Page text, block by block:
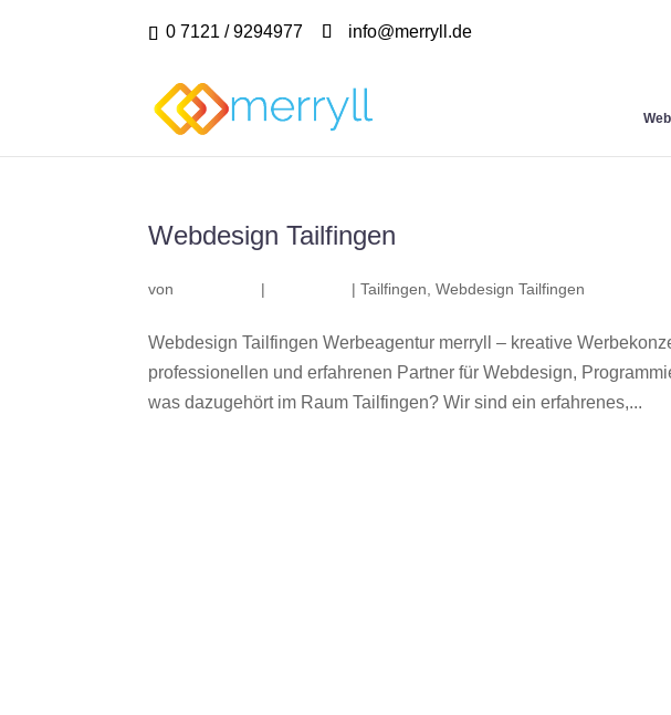
0 7121 / 9294977 info@merryll.de
Webdesign Tailfingen
von | |Tailfingen ,Webdesign Tailfingen
Webdesign Tailfingen Werbeagentur merryll – kreative
professionellen und erfahrenen Partner für Webdesign,
was dazugehört im Raum Tailfingen? Wir sind ein erfahrenes,...